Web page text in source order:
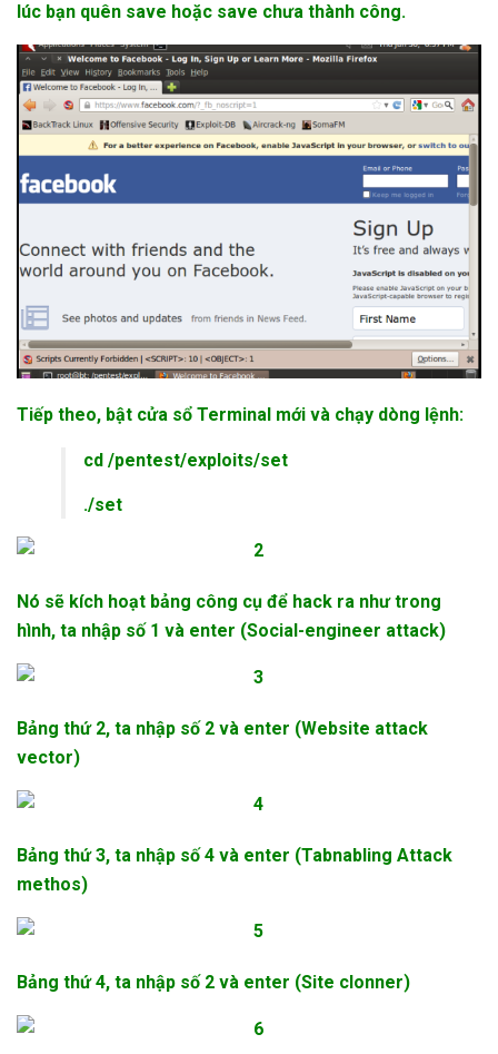
lúc bạn quên save hoặc save chưa thành công.
Tiếp theo, bật cửa sổ Terminal mới và chạy dòng lệnh:
cd /pentest/exploits/set
./set
Nó sẽ kích hoạt bảng công cụ để hack ra như trong
hình, ta nhập số 1 và enter (Social-engineer attack)
Bảng thứ 2, ta nhập số 2 và enter (Website attack
vector)
Bảng thứ 3, ta nhập số 4 và enter (Tabnabling Attack
methos)
Bảng thứ 4, ta nhập số 2 và enter (Site clonner)